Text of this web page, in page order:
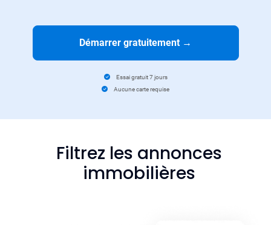
Démarrer gratuitement →
Essai gratuit 7 jours
Aucune carte requise
Filtrez les annonces
immobilières